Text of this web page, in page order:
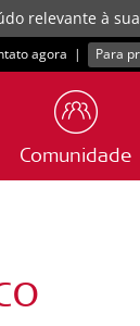
relevante à
agora | Para
Comunidade